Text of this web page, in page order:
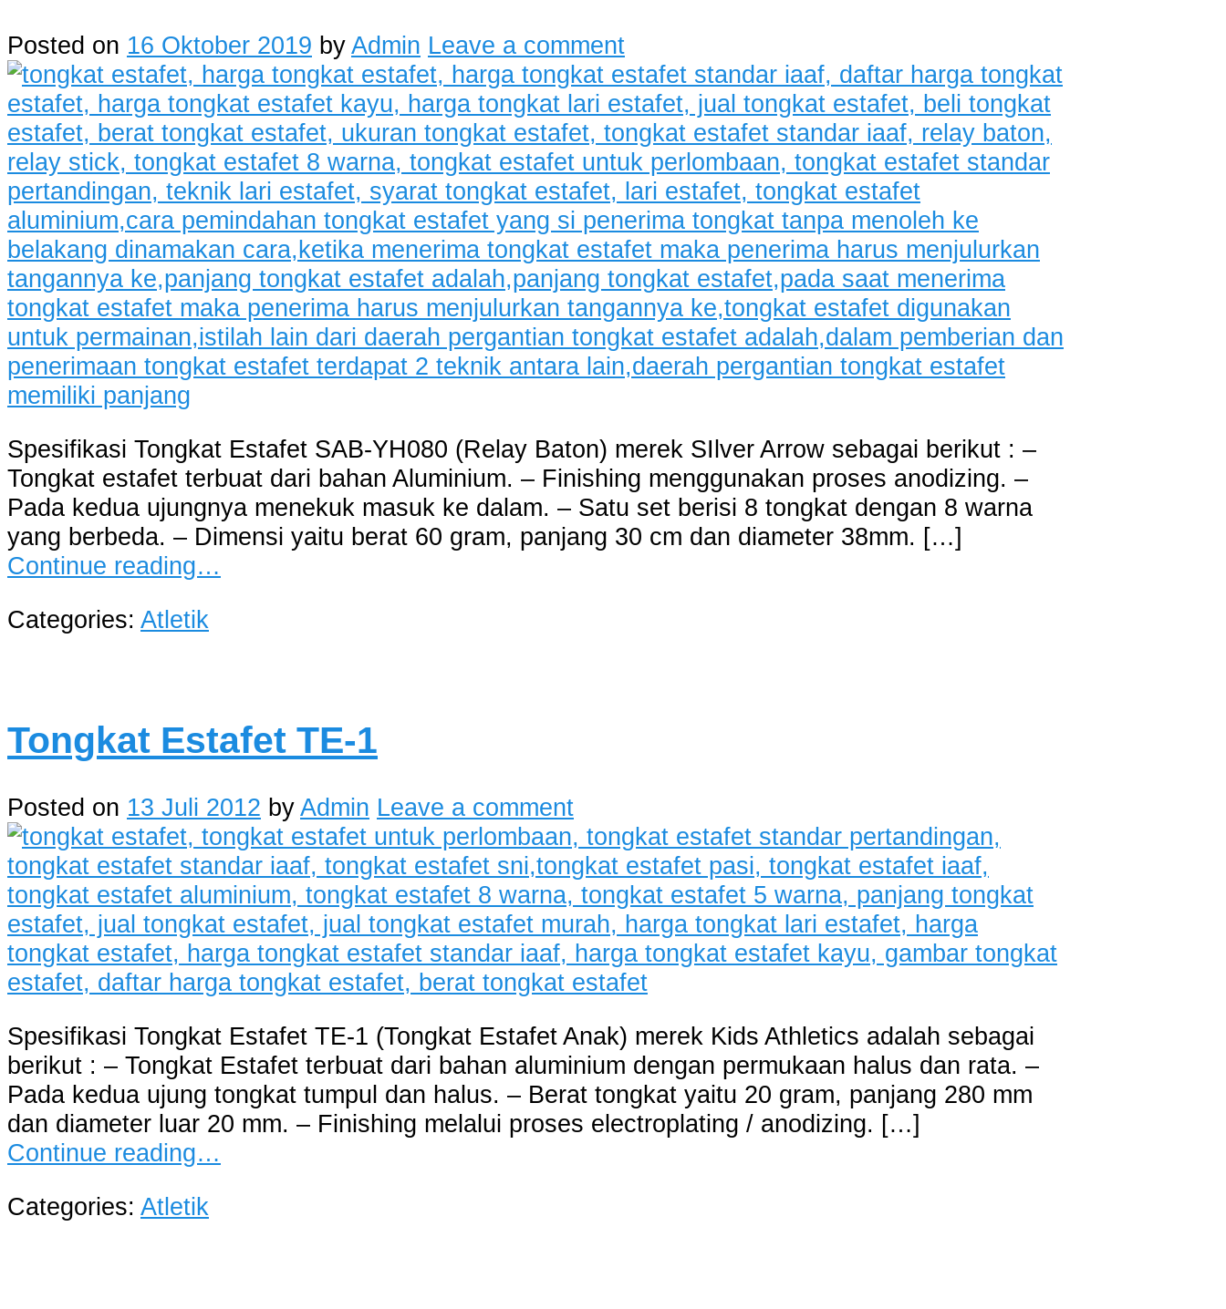
Posted on 16 Oktober 2019 byAdmin Leave a comment
Spesifikasi Tongkat Estafet SAB-YH080 (Relay Baton) merek SIlver Arrow sebagai berikut : –
Tongkat estafet terbuat dari bahan Aluminium. – Finishing menggunakan proses anodizing. –
Pada kedua ujungnya menekuk masuk ke dalam. – Satu set berisi 8 tongkat dengan 8 warna
yang berbeda. – Dimensi yaitu berat 60 gram, panjang 30 cm dan diameter 38mm. […]
Continue reading…
Categories: Atletik
Tongkat Estafet TE-1
Posted on 13 Juli 2012 byAdmin Leave a comment
Spesifikasi Tongkat Estafet TE-1 (Tongkat Estafet Anak) merek Kids Athletics adalah sebagai
berikut : – Tongkat Estafet terbuat dari bahan aluminium dengan permukaan halus dan rata. –
Pada kedua ujung tongkat tumpul dan halus. – Berat tongkat yaitu 20 gram, panjang 280 mm
dan diameter luar 20 mm. – Finishing melalui proses electroplating / anodizing. […]
Continue reading…
Categories: Atletik